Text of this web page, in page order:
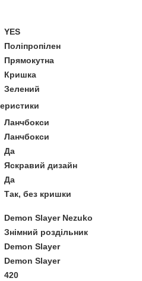
YES
Поліпропілен
Прямокутна
Кришка
Зелений
Ланчбокси
Ланчбокси
Да
Яскравий дизайн
Да
Так, без кришки
Demon Slayer Nezuko
Знімний роздільник
Demon Slayer
Demon Slayer
420